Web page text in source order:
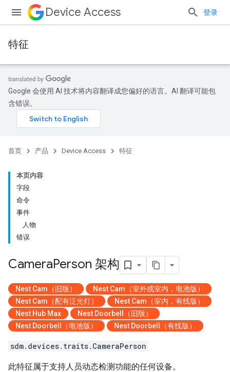
Device Access 登录
特征
Google 会使用 AI 技术将内容翻译成您偏好的语言。AI 翻译可能包
含错误。
首页 产品 Device Access 特征
本页内容
字段
命令
事件
人物
错误
CameraPerson 架构
Nest Cam（旧版）
Nest Cam（室外或室内，电池版）
Nest Cam（配有泛光灯）
Nest Cam（室内，有线版）
Nest Hub Max
Nest Doorbell（旧版）
Nest Doorbell（电池版）
Nest Doorbell（有线版）
sdm.devices.traits.CameraPerson
此特征属于支持人员动态检测功能的任何设备。